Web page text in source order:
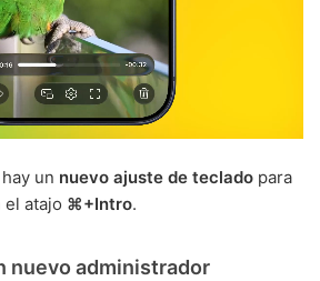
un nuevo ajuste de teclado para
el atajo ⌘+Intro.
nuevo administrador